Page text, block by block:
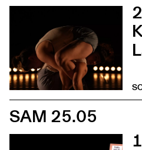
SAM 25.05